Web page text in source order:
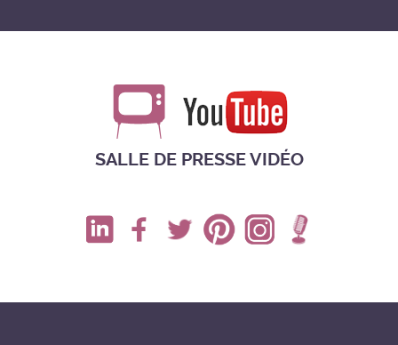
SALLE DE PRESSE VIDÉO